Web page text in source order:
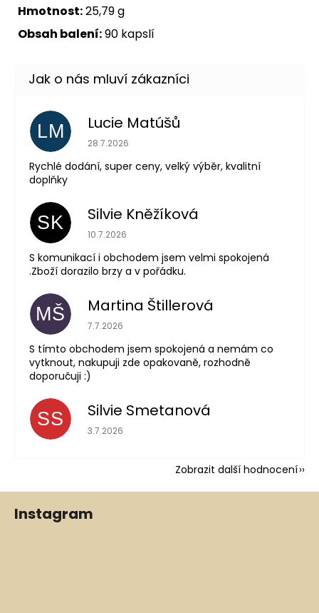
Hmotnost:25,79 g
Obsah balení:90 kapslí
LM Lucie Matúšů
Hodnocení obchodu je 5 z 5 hvězdiček.
28.7.2026
Rychlé dodání, super ceny, velký výběr, kvalitní
doplňky
SK Silvie Kněžíková
Hodnocení obchodu je 5 z 5 hvězdiček.
10.7.2026
S komunikací i obchodem jsem velmi spokojená
.Zboží dorazilo brzy a v pořádku.
MŠ Martina Štillerová
Hodnocení obchodu je 5 z 5 hvězdiček.
7.7.2026
S tímto obchodem jsem spokojená a nemám co
vytknout, nakupuji zde opakovaně, rozhodně
doporučuji :)
SS Silvie Smetanová
Hodnocení obchodu je 5 z 5 hvězdiček.
3.7.2026
Zobrazit další hodnocení
Z
Instagram